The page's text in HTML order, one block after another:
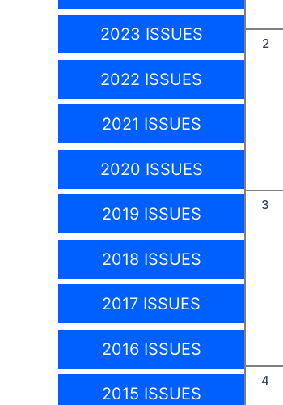
2023 ISSUES
2022 ISSUES
2021 ISSUES
2020 ISSUES
2019 ISSUES
2018 ISSUES
2017 ISSUES
2016 ISSUES
2015 ISSUES
2
3
4